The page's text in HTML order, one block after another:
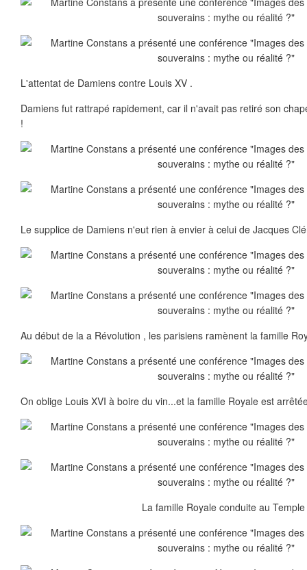
L'attentat de Damiens contre Louis XV .
Damiens fut rattrapé rapidement, car il n'avait pas retiré son
!
Le supplice de Damiens n'eut rien à envier à celui de Jacques
Au début de la a Révolution , les parisiens ramènent la famille
On oblige Louis XVI à boire du vin...et la famille Royale est
La famille Royale conduite au